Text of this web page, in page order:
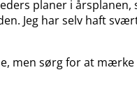
planer i
Jeg har selv haft
men sørg for at